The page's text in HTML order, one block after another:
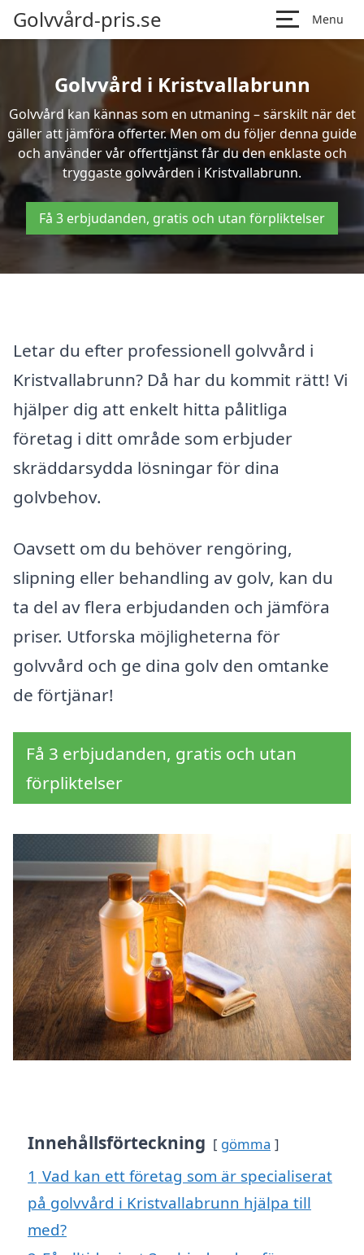
Golvvård-pris.se Menu
Golvvård i Kristvallabrunn
Golvvård kan kännas som en utmaning – särskilt när det
gäller att jämföra offerter. Men om du följer denna guide
och använder vår offerttjänst får du den enklaste och
tryggaste golvvården i Kristvallabrunn.
Få 3 erbjudanden, gratis och utan förpliktelser
Letar du efter professionell golvvård i
Kristvallabrunn? Då har du kommit rätt! Vi
hjälper dig att enkelt hitta pålitliga
företag i ditt område som erbjuder
skräddarsydda lösningar för dina
golvbehov.
Oavsett om du behöver rengöring,
slipning eller behandling av golv, kan du
ta del av flera erbjudanden och jämföra
priser. Utforska möjligheterna för
golvvård och ge dina golv den omtanke
de förtjänar!
Få 3 erbjudanden, gratis och utan
förpliktelser
Innehållsförteckning gömma
1 Vad kan ett företag som är specialiserat
på golvvård i Kristvallabrunn hjälpa till
med?